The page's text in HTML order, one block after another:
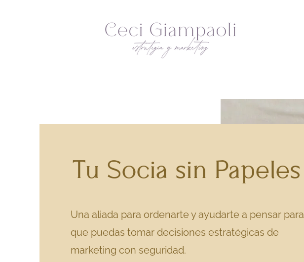
Tu Socia sin Papeles
Una aliada para ordenarte y ayudarte a pensar para
que puedas tomar decisiones estratégicas de
marketing con seguridad.